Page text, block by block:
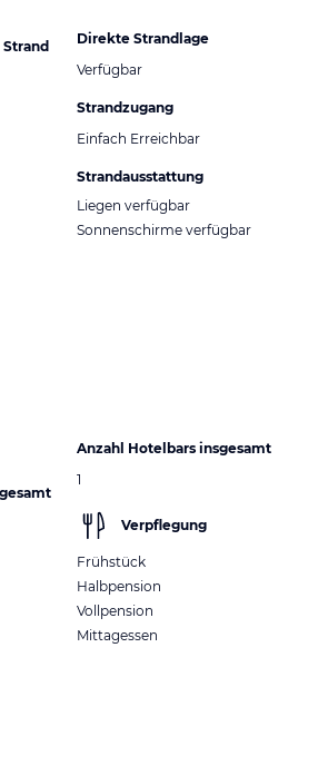
Direkte Strandlage
Verfügbar
Strandzugang
Einfach Erreichbar
Strandausstattung
Liegen verfügbar
Sonnenschirme verfügbar
Anzahl Hotelbars insgesamt
1
Verpflegung
Frühstück
Halbpension
Vollpension
Mittagessen